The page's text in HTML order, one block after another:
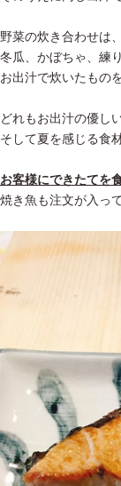
野菜の炊き合わせは、
冬瓜、かぼちゃ、練
お出汁で炊いたもの
どれもお出汁の優し
そして夏を感じる食
お客様にできたてを
焼き魚も注文が入っ